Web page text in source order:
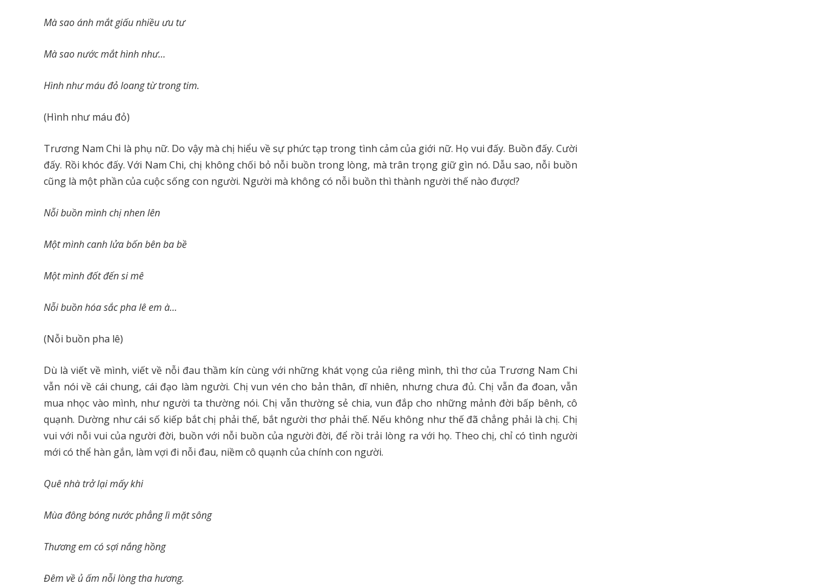
Mà sao ánh mắt giấu nhiều ưu tư
Mà sao nước mắt hình như…
Hình như máu đỏ loang từ trong tim.
(Hình như máu đỏ)
Trương Nam Chi là phụ nữ. Do vậy mà chị hiểu về sự phức tạp trong tình cảm của giới nữ. Họ vui đấy. Buồn đấy. Cười
đấy. Rồi khóc đấy. Với Nam Chi, chị không chối bỏ nỗi buồn trong lòng, mà trân trọng giữ gìn nó. Dẫu sao, nỗi buồn
cũng là một phần của cuộc sống con người. Người mà không có nỗi buồn thì thành người thế nào được!?
Nỗi buồn mình chị nhen lên
Một mình canh lửa bốn bên ba bề
Một mình đốt đến si mê
Nỗi buồn hóa sắc pha lê em à…
(Nỗi buồn pha lê)
Dù là viết về mình, viết về nỗi đau thầm kín cùng với những khát vọng của riêng mình, thì thơ của Trương Nam Chi
vẫn nói về cái chung, cái đạo làm người. Chị vun vén cho bản thân, dĩ nhiên, nhưng chưa đủ. Chị vẫn đa đoan, vẫn
mua nhọc vào mình, như người ta thường nói. Chị vẫn thường sẻ chia, vun đắp cho những mảnh đời bấp bênh, cô
quạnh. Dường như cái số kiếp bắt chị phải thế, bắt người thơ phải thế. Nếu không như thế đã chẳng phải là chị. Chị
vui với nỗi vui của người đời, buồn với nỗi buồn của người đời, để rồi trải lòng ra với họ. Theo chị, chỉ có tình người
mới có thể hàn gắn, làm vợi đi nỗi đau, niềm cô quạnh của chính con người.
Quê nhà trở lại mấy khi
Mùa đông bóng nước phẳng lì mặt sông
Thương em có sợi nắng hồng
Đêm về ủ ấm nỗi lòng tha hương.